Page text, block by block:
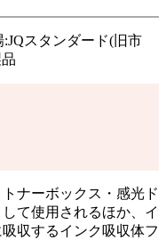
スタンダード(旧市
ナーボックス・感光ド
て使用されるほか、イ
収するインク吸収体フ